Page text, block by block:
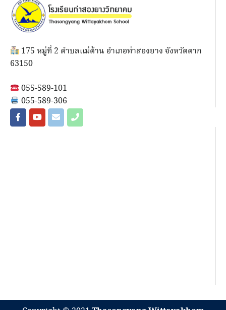
175 หมู่ที่ 2 ตำบลแม่ต้าน อำเภอท่าสองยาง จังหวัดตาก
63150
055-589-101
055-589-306